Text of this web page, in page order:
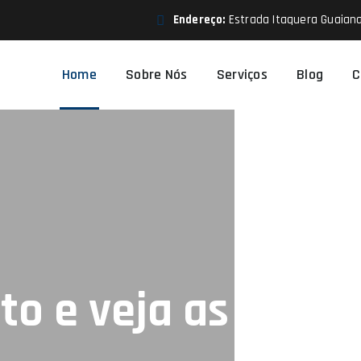
Endereço: Estrada Itaquera
Home Sobre Nós Serviços Blog
e veja as